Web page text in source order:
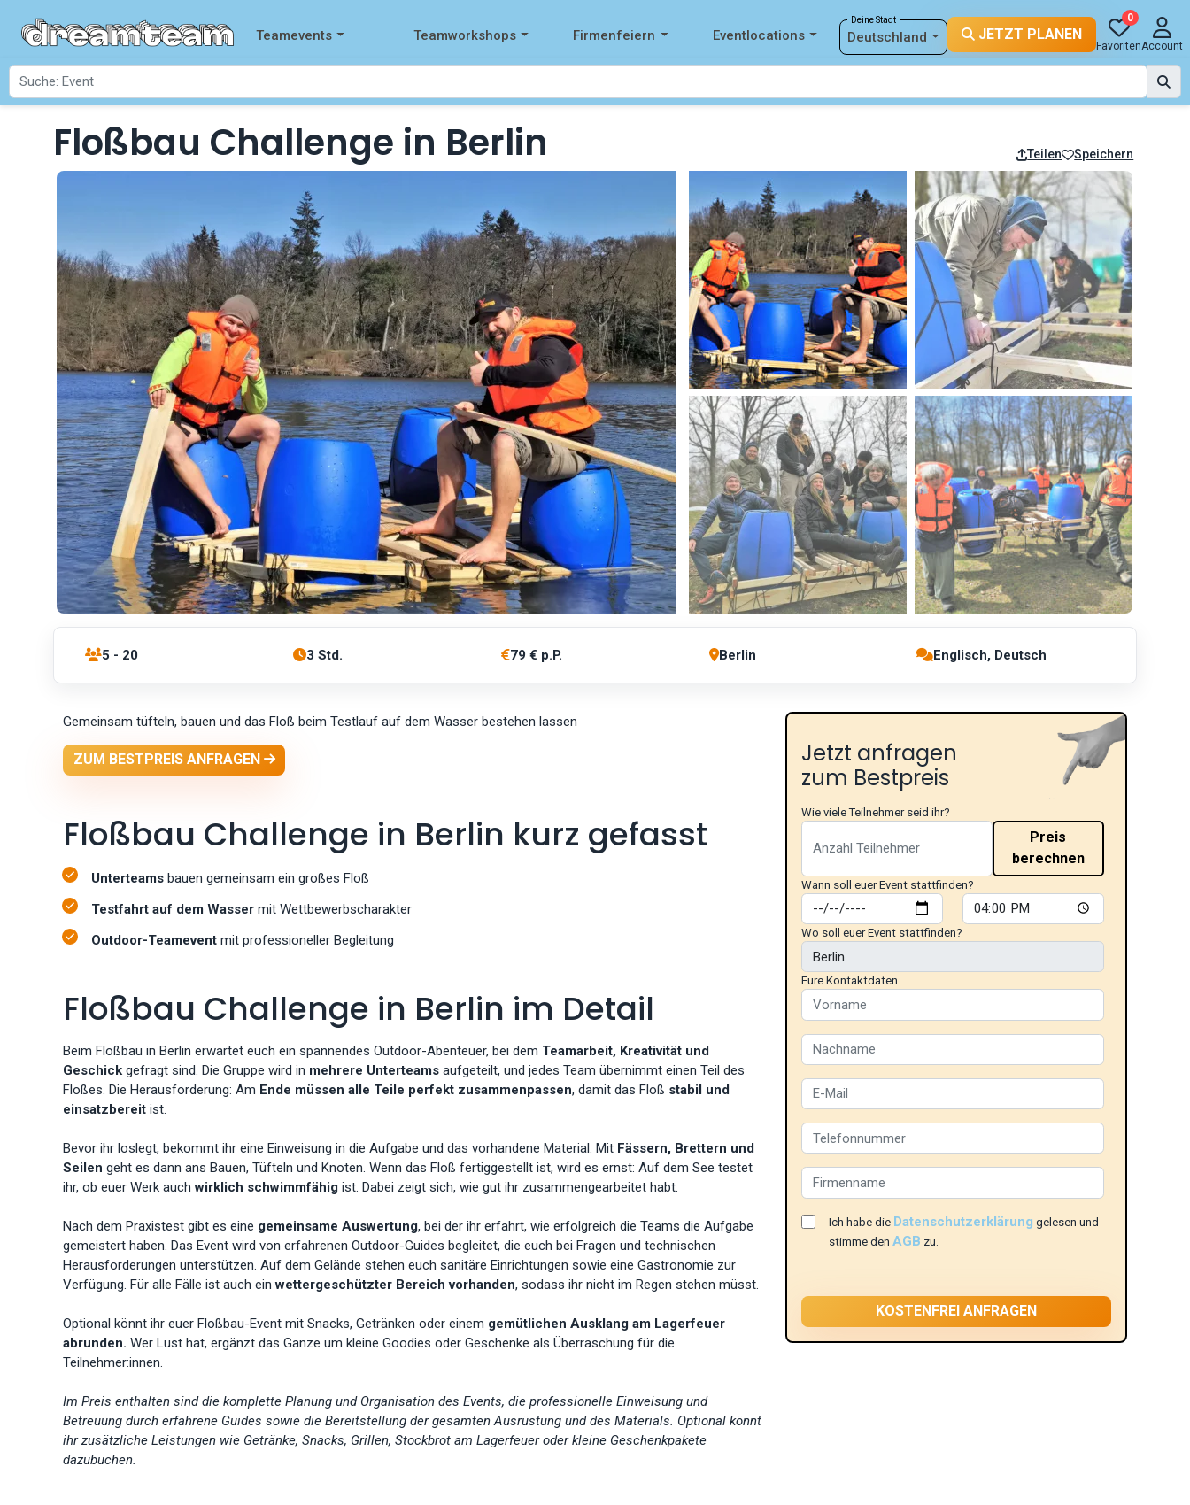
Teamevents Teamworkshops Firmenfeiern Eventlocations
Deine Stadt
Deutschland JETZT PLANEN
0
FavoritenAccount
Startseite Events Floßbau Challenge in Berlin
Floßbau Challenge in Berlin Teilen Speichern
5 - 20 3 Std. 79 € p.P. Berlin Englisch, Deutsch
Gemeinsam tüfteln, bauen und das Floß beim Testlauf auf dem Wasser bestehen lassen
ZUM BESTPREIS ANFRAGEN
Floßbau Challenge in Berlin kurz gefasst
Unterteamsbauen gemeinsam ein großes Floß
Testfahrt auf dem Wasser mit Wettbewerbscharakter
Outdoor-Teamevent mit professioneller Begleitung
Floßbau Challenge in Berlin im Detail
Beim Floßbau in Berlin erwartet euch ein spannendes Outdoor-Abenteuer, bei dem Teamarbeit, Kreativität und
Geschick gefragt sind. Die Gruppe wird in mehrere Unterteamsaufgeteilt, und jedes Team übernimmt einen Teil des
Floßes. Die Herausforderung: Am Ende müssen alle Teile perfekt zusammenpassen, damit das Floß stabil und
einsatzbereit ist.
Bevor ihr loslegt, bekommt ihr eine Einweisung in die Aufgabe und das vorhandene Material. Mit Fässern, Brettern und
Seilen geht es dann ans Bauen, Tüfteln und Knoten. Wenn das Floß fertiggestellt ist, wird es ernst: Auf dem See testet
ihr, ob euer Werk auchwirklich schwimmfähig ist. Dabei zeigt sich, wie gut ihr zusammengearbeitet habt.
Nach dem Praxistest gibt es eine gemeinsame Auswertung, bei der ihr erfahrt, wie erfolgreich die Teams die Aufgabe
gemeistert haben. Das Event wird von erfahrenen Outdoor-Guides begleitet, die euch bei Fragen und technischen
Herausforderungen unterstützen. Auf dem Gelände stehen euch sanitäre Einrichtungen sowie eine Gastronomie zur
Verfügung. Für alle Fälle ist auch einwettergeschützter Bereich vorhanden, sodass ihr nicht im Regen stehen müsst.
Optional könnt ihr euer Floßbau-Event mit Snacks, Getränken oder einem gemütlichen Ausklang am Lagerfeuer
abrunden. Wer Lust hat, ergänzt das Ganze um kleine Goodies oder Geschenke als Überraschung für die
Teilnehmer:innen.
Im Preis enthalten sind die komplette Planung und Organisation des Events, die professionelle Einweisung und
Betreuung durch erfahrene Guides sowie die Bereitstellung der gesamten Ausrüstung und des Materials. Optional könnt
ihr zusätzliche Leistungen wie Getränke, Snacks, Grillen, Stockbrot am Lagerfeuer oder kleine Geschenkpakete
dazubuchen.
Jetzt anfragen
zum Bestpreis
Wie viele Teilnehmer seid ihr?
Preis
berechnen
Wann soll euer Event stattfinden?
Wo soll euer Event stattfinden?
Eure Kontaktdaten
Ich habe die Datenschutzerklärung gelesen und
stimme denAGB zu.